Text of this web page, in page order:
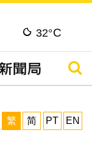
32°C
搜尋
繁
简 PT EN